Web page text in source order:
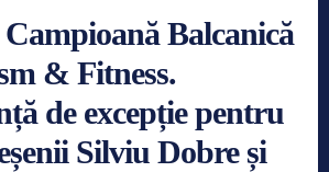
Balcanică
& Fitness.
de excepție pentru
Silviu Dobre și